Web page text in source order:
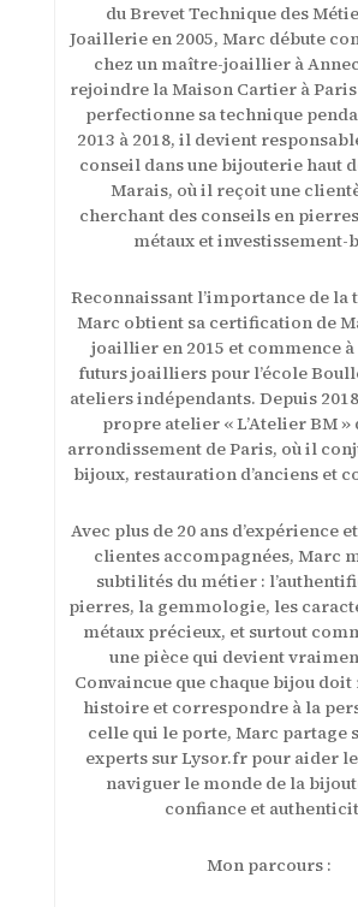
du Brevet Technique des
Joaillerie en 2005, Marc débute
chez un maître-joaillier à
rejoindre la Maison Cartier à Paris
perfectionne sa technique
2013 à 2018, il devient
conseil dans une bijouterie haut
Marais, où il reçoit une
cherchant des conseils en
métaux et investissement-
Reconnaissant l’importance de la
Marc obtient sa certification de
joaillier en 2015 et commence
futurs joailliers pour l’école
ateliers indépendants. Depuis
propre atelier « L’Atelier BM »
arrondissement de Paris, où il
bijoux, restauration d’anciens et
Avec plus de 20 ans d’expérience
clientes accompagnées, Marc
subtilités du métier :
pierres, la gemmologie, les
métaux précieux, et surtout
une pièce qui devient
Convaincue que chaque bijou
histoire et correspondre à la
celle qui le porte, Marc partage
experts sur Lysor.fr pour aider
naviguer le monde de la
confiance et
Mon parcours :